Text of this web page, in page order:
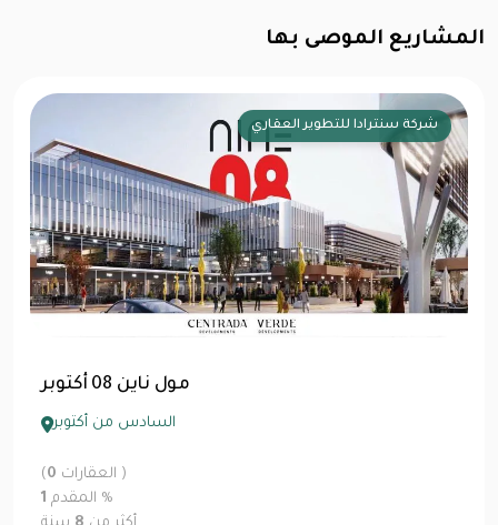
المشاريع الموصى بها
شركة سنترادا للتطوير العقاري
مول ناين 08 أكتوبر
السادس من أكتوبر
(0
العقارات )
المقدم 1
%